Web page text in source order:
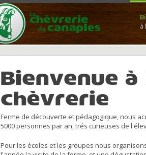
à
Bienvenue à
chèvrerie
Ferme de découverte et pédagogique, nous
5000 personnes par an, trés curieuses de
Pour les écoles et les groupes nous